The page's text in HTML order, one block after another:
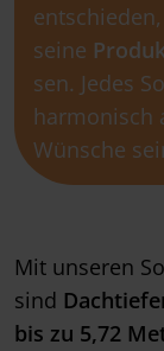
seine
sen. Jedes
harmonisch
Wünsche
Mit unseren
sind
bis zu 5,72